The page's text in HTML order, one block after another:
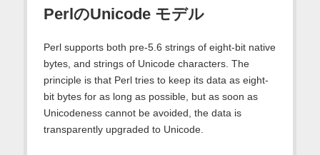
PerlのUnicode モデル
Perl supports both pre-5.6 strings of eight-bit native
bytes, and strings of Unicode characters. The
principle is that Perl tries to keep its data as eight-
bit bytes for as long as possible, but as soon as
Unicodeness cannot be avoided, the data is
transparently upgraded to Unicode.